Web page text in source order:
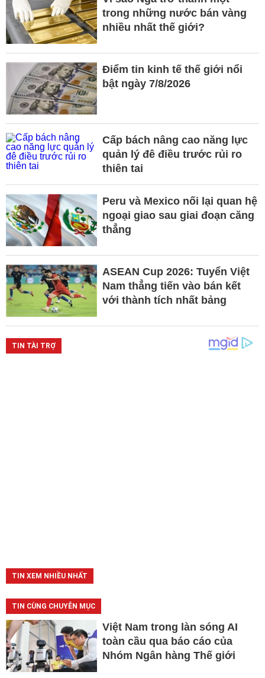
trong những nước bán vàng
nhiều nhất thế giới?
Điểm tin kinh tế thế giới nổi
bật ngày 7/8/2026
Cấp bách nâng cao năng lực
quản lý đê điều trước rủi ro
thiên tai
Peru và Mexico nối lại quan hệ
ngoại giao sau giai đoạn căng
thẳng
ASEAN Cup 2026: Tuyển Việt
Nam thẳng tiến vào bán kết
với thành tích nhất bảng
TIN XEM NHIỀU NHẤT
TIN CÙNG CHUYÊN MỤC
Việt Nam trong làn sóng AI
toàn cầu qua báo cáo của
Nhóm Ngân hàng Thế giới